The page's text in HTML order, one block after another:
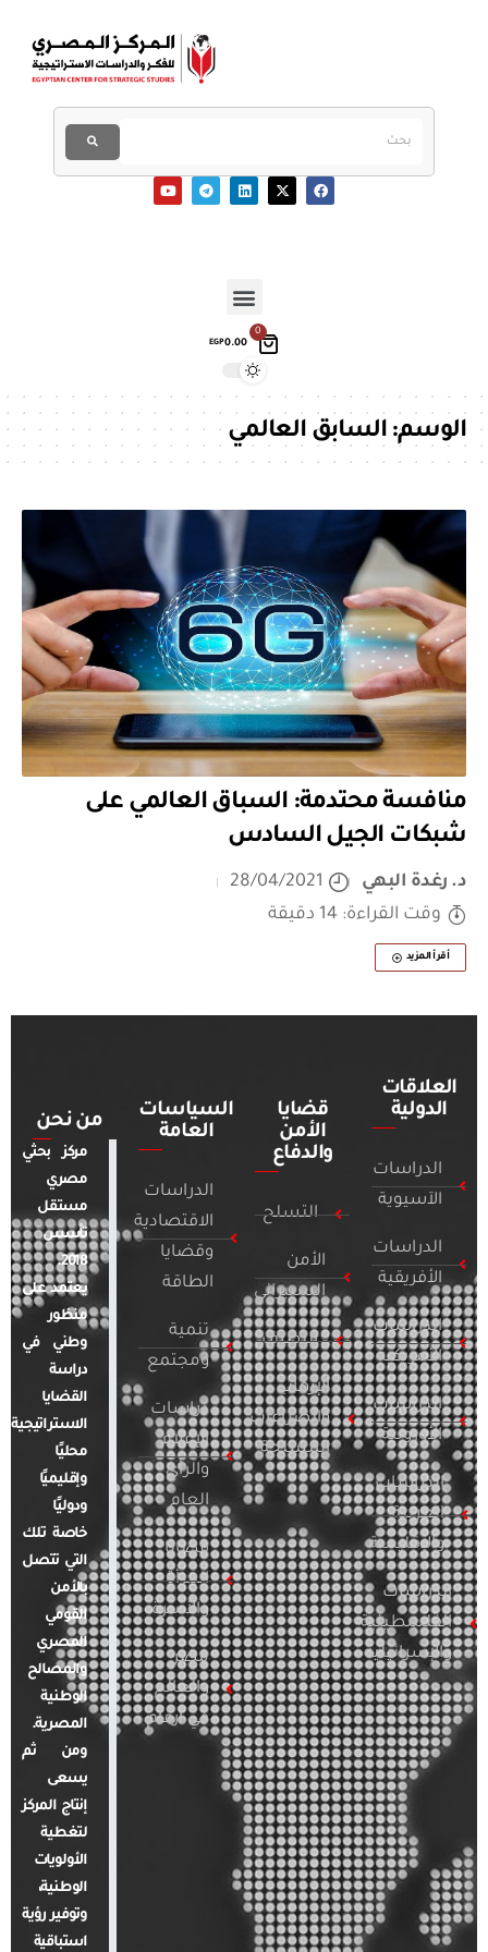
0
EGP0.00
الوسم:السابق العالمي
منافسة محتدمة: السباق العالمي على
شبكات الجيل السادس
د. رغدة البهي
28/04/2021
وقت القراءة: 14 دقيقة
أقرأ المزيد
العلاقات
الدولية
الدراسات
الآسيوية
الدراسات
الأفريقية
الدراسات
الأمريكية
الدراسات
الأوروبية
الدراسات
العربية
والإقليمية
الدراسات
الفلسطينية
والإسرائيلية
قضايا
الأمن
والدفاع
التسلح
الأمن
السيبراني
التطرف
الإرهاب
والصراعات
المسلحة
السياسات
العامة
الدراسات
الاقتصادية
وقضايا
الطاقة
تنمية
ومجتمع
دراسات
الإعلام
والرأي
العام
قضايا
المرأة
والأسرة
مصر
والعالم
في أرقام
من نحن
مركز بحثي
مصري
مستقل
تأسس
2018.
يعتمد على
منظور
وطني في
دراسة
القضايا
الاستراتيجية
محليًا
وإقليميًا
ودوليًا
خاصة تلك
التي تتصل
بالأمن
القومي
المصري
والمصالح
الوطنية
المصرية.
ومن ثم
يسعى
إنتاج المركز
لتغطية
الأولويات
الوطنية،
وتوفير رؤية
استباقية